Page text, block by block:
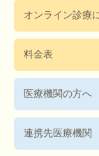
オンライン診療
料金表
医療機関の方へ
連携先医療機関